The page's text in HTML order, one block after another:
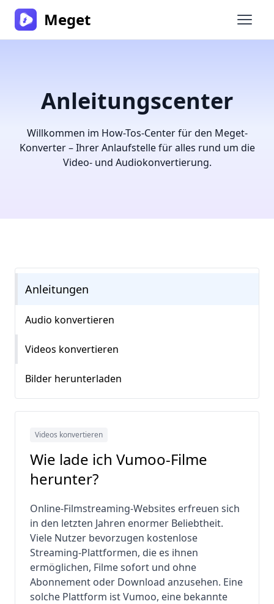
Meget
Anleitungscenter
Willkommen im How-Tos-Center für den Meget-
Konverter – Ihrer Anlaufstelle für alles rund um die
Video- und Audiokonvertierung.
Anleitungen
Audio konvertieren
Videos konvertieren
Bilder herunterladen
Videos konvertieren
Wie lade ich Vumoo-Filme
herunter?
Online-Filmstreaming-Websites erfreuen sich
in den letzten Jahren enormer Beliebtheit.
Viele Nutzer bevorzugen kostenlose
Streaming-Plattformen, die es ihnen
ermöglichen, Filme sofort und ohne
Abonnement oder Download anzusehen. Eine
solche Plattform ist Vumoo, eine bekannte